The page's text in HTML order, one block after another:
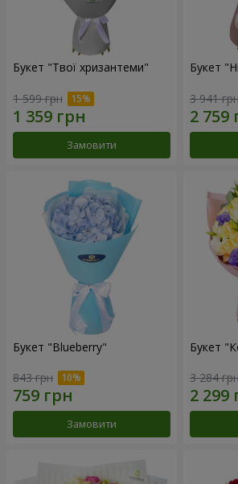
Букет "Твої хризантеми"
1 599 грн
Замовити
Букет
3 941
Букет "Blueberry"
843 грн
Замовити
Букет
3 284